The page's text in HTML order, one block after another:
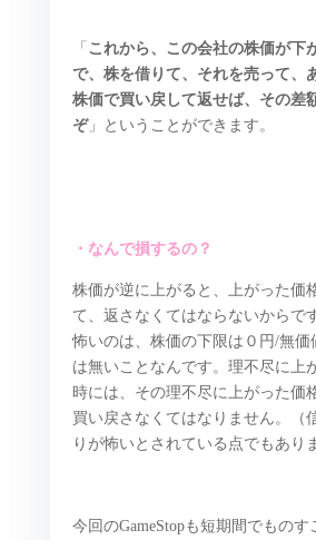
「 これから、この会社の株価が下
で、株を借りて、それを売って、
株価で買い戻して返せば、その差
ぞ」ということができます。
・なんで損するの？
株価が逆に上がると、上がった価
て、返さなくてはならないからで
怖いのは、株価の下限は０円/無価
は無いことなんです。理不尽に上
時には、その理不尽に上がった価
買い戻さなくてはなりません。（
りが怖いとされている点でもあり
今回のGameStopも短期間でものす